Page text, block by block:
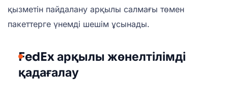
қызметін пайдалану арқылы салмағы төмен
пакеттерге үнемді шешім ұсынады.
FedEx арқылы жөнелтілімді
қадағалау